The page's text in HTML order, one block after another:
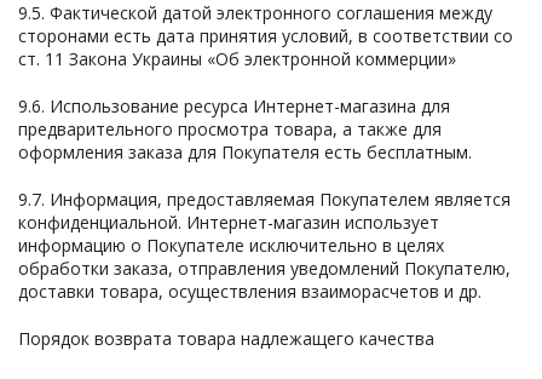
9.5. Фактической датой электронного соглашения между
сторонами есть дата принятия условий, в соответствии со
ст. 11 Закона Украины «Об электронной коммерции»
9.6. Использование ресурса Интернет-магазина для
предварительного просмотра товара, а также для
оформления заказа для Покупателя есть бесплатным.
9.7. Информация, предоставляемая Покупателем является
конфиденциальной. Интернет-магазин использует
информацию о Покупателе исключительно в целях
обработки заказа, отправления уведомлений Покупателю,
доставки товара, осуществления взаиморасчетов и др.
Порядок возврата товара надлежащего качества